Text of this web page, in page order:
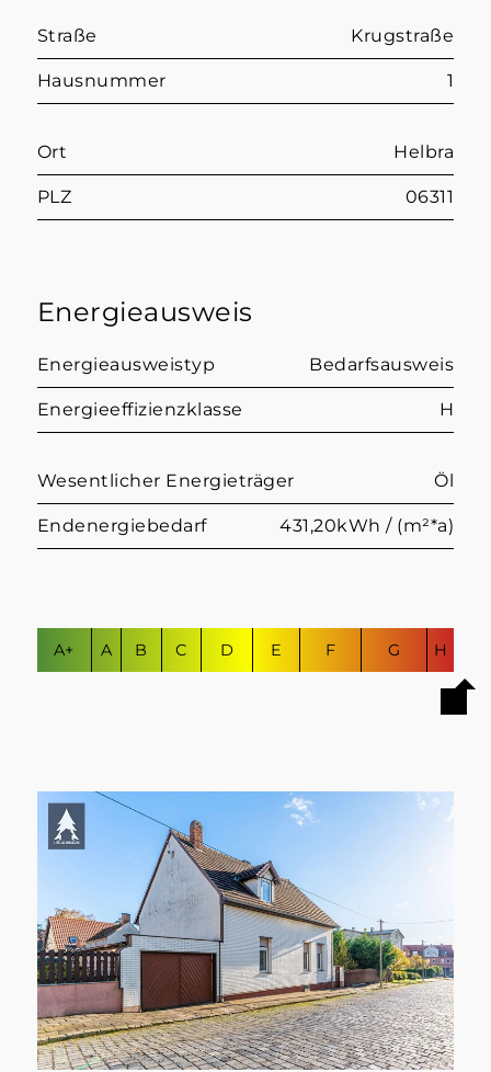
Straße Krugstraße
Hausnummer 1
Ort Helbra
PLZ 06311
Energieausweis
Energieausweistyp Bedarfsausweis
Energieeffizienzklasse H
Wesentlicher Energieträger Öl
Endenergiebedarf 431,20kWh / (m²*a)
A+ A B C D E F G H